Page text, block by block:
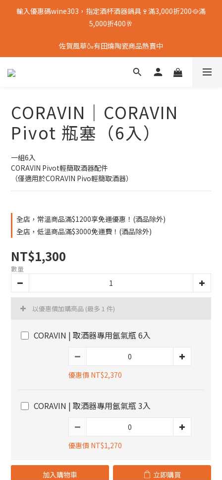
輸入優惠碼wine303，指定酒杯酒器鍋具🍷滿3,000折200🥘滿
5,000折400🥂
佐賀風華🍶有田燒陶瓷商品熱賣中
CORAVIN｜CORAVIN
Pivot 瓶塞（6入）
一組6入
CORAVIN Pivot輕簡取酒器配件
（僅適用於CORAVIN Pivo輕簡取酒器）
全店，常溫商品滿$1200享免運優惠！(酒品除外)
全店，低溫商品滿$3000免運費！(酒品除外)
NT$1,300
數量
以優惠價加購商品 (最多 1 件)
CORAVIN | 取酒器專用氬氣瓶 6入
優惠價 NT$2,370
CORAVIN | 取酒器專用氬氣瓶 3入
優惠價 NT$1,270
加入購物車 立即購買